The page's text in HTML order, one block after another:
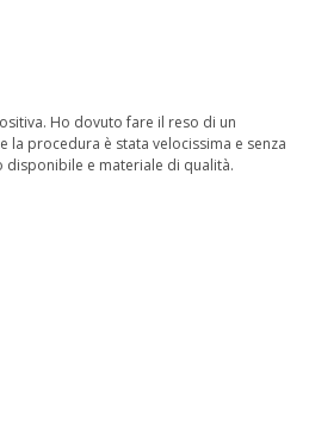
Ho dovuto fare il reso di un
la procedura è stata velocissima e senza
disponibile e materiale di qualità.